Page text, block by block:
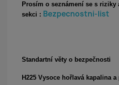
Prosím o seznámení se s
sekci : Bezpecnostni-list
Standartní věty o bezpečnosti
H225 Vysoce hořlavá kapalina a